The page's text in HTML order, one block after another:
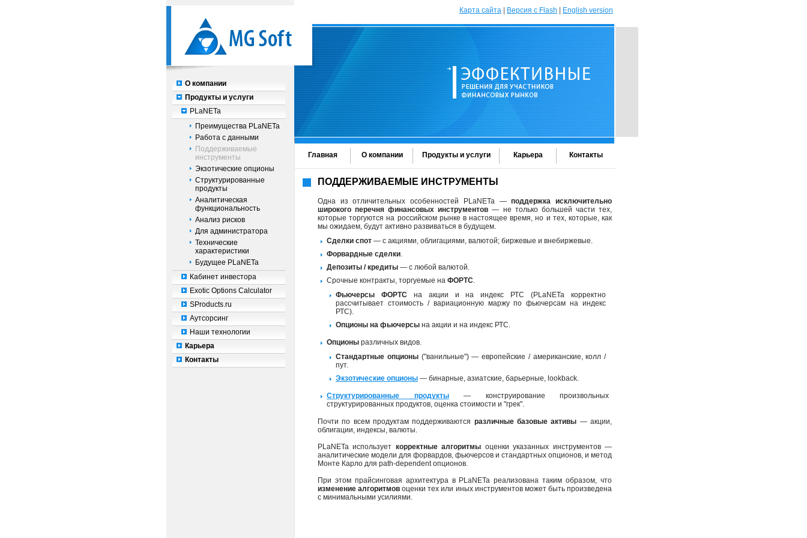
О компании
Продукты и услуги
PLaNETa
Преимущества PLaNETa
Работа с данными
Поддерживаемые
инструменты
Экзотические опционы
Структурированные
продукты
Аналитическая
функциональность
Анализ рисков
Для администратора
Технические
характеристики
Будущее PLaNETa
Кабинет инвестора
Exotic Options Calculator
SProducts.ru
Аутсорсинг
Наши технологии
Карьера
Контакты
Карта сайта Версия с Flash English version
Главная О компании Продукты и услуги Карьера Контакты
ПОДДЕРЖИВАЕМЫЕ ИНСТРУМЕНТЫ
Одна из отличительных особенностей PLaNETa —поддержка исключительно
широкого перечня финансовых инструментов — не только большей части тех,
которые торгуются на российском рынке в настоящее время, но и тех, которые, как
мы ожидаем, будут активно развиваться в будущем.
Сделки спот — с акциями, облигациями, валютой; биржевые и внебиржевые.
Форвардные сделки.
Депозиты / кредиты — с любой валютой.
Срочные контракты, торгуемые на ФОРТС.
Фьючерсы ФОРТСна акции и на индекс РТС (PLaNETa корректно
рассчитывает стоимость / вариационную маржу по фьючерсам на индекс
РТС).
Опционы на фьючерсы на акции и на индекс РТС.
Опционы различных видов.
Стандартные опционы("ванильные") — европейские / американские, колл /
пут.
Экзотические опционы — бинарные, азиатские, барьерные, lookback.
Структурированные продукты— конструирование произвольных
структурированных продуктов, оценка стоимости и "грек".
Почти по всем продуктам поддерживаются различные базовые активы — акции,
облигации, индексы, валюты.
PLaNETa использует корректные алгоритмы оценки указанных инструментов —
аналитические модели для форвардов, фьючерсов и стандартных опционов, и метод
Монте Карло для path-dependent опционов.
При этом прайсинговая архитектура в PLaNETa реализована таким образом, что
изменение алгоритмов оценки тех или иных инструментов может быть произведена
с минимальными усилиями.